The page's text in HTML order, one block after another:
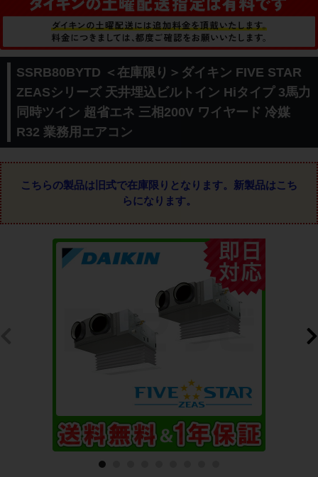
SSRB80BYTD ＜在庫限り＞ダイキン FIVE STAR
ZEASシリーズ 天井埋込ビルトイン Hiタイプ 3馬力
同時ツイン 超省エネ 三相200V ワイヤード 冷媒
R32 業務用エアコン
こちらの製品は旧式で在庫限りとなります。 新製品はこち
らになります。